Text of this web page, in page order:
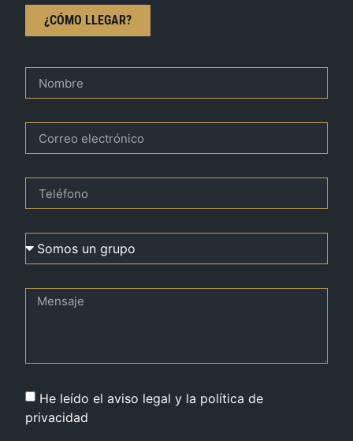
¿CÓMO LLEGAR?
He leído el aviso legal y la política de
privacidad